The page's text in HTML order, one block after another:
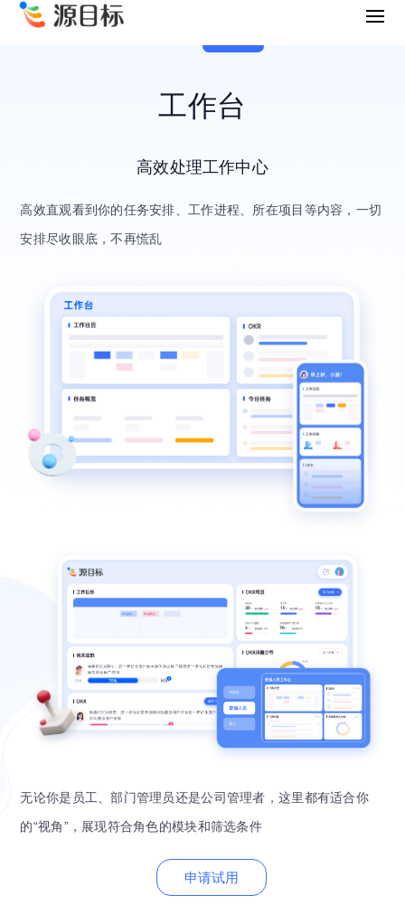
工作台
高效处理工作中心
高效直观看到你的任务安排、工作进程、所在项目等内容，一切
安排尽收眼底，不再慌乱
无论你是员工、部门管理员还是公司管理者，这里都有适合你
的“视角”，展现符合角色的模块和筛选条件
申请试用